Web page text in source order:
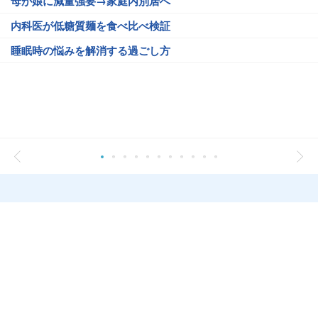
内科医が低糖質麺を食べ比べ検証
睡眠時の悩みを解消する過ごし方